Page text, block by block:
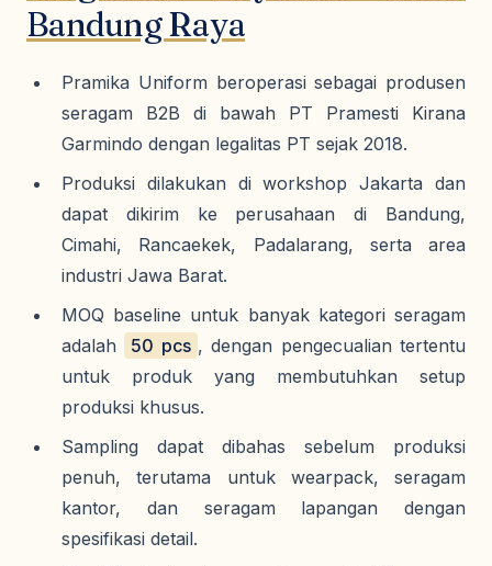
Bandung Raya
Pramika Uniform beroperasi sebagai produsen
seragam B2B di bawah PT Pramesti Kirana
Garmindo dengan legalitas PT sejak 2018.
Produksi dilakukan di workshop Jakarta dan
dapat dikirim ke perusahaan di Bandung,
Cimahi, Rancaekek, Padalarang, serta area
industri Jawa Barat.
MOQ baseline untuk banyak kategori seragam
adalah
50 pcs , dengan pengecualian tertentu
untuk produk yang membutuhkan setup
produksi khusus.
Sampling dapat dibahas sebelum produksi
penuh, terutama untuk wearpack, seragam
kantor, dan seragam lapangan dengan
spesifikasi detail.